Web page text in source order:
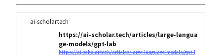
ai-scholar.tech
https://ai-scholar.tech/articles/large-langua
ge-models/gpt-lab
https://ai-scholar.tech/articles/large-language-models/gpt-lab